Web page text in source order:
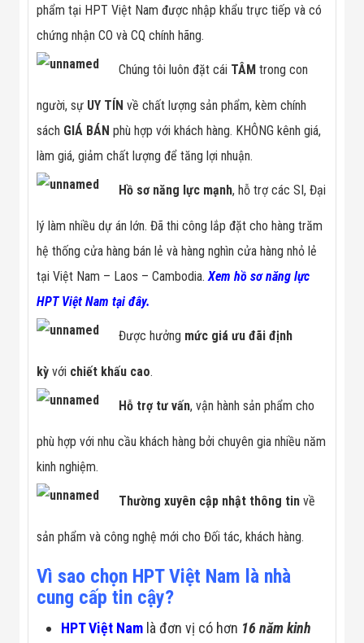
phẩm tại HPT Việt Nam được nhập khẩu trực tiếp và có
chứng nhận CO và CQ chính hãng.
Chúng tôi luôn đặt cái TÂM trong con
người, sự UY TÍN về chất lượng sản phẩm, kèm chính
sách GIÁ BÁN phù hợp với khách hàng. KHÔNG kênh giá,
làm giá, giảm chất lượng để tăng lợi nhuận.
Hồ sơ năng lực mạnh, hỗ trợ các SI, Đại
lý làm nhiều dự án lớn. Đã thi công lắp đặt cho hàng trăm
hệ thống cửa hàng bán lẻ và hàng nghìn cửa hàng nhỏ lẻ
tại Việt Nam – Laos – Cambodia.Xem hồ sơ năng lực
HPT Việt Nam tại đây.
Được hưởng mức giá ưu đãi định
kỳ với chiết khấu cao.
Hỗ trợ tư vấn, vận hành sản phẩm cho
phù hợp với nhu cầu khách hàng bởi chuyên gia nhiều năm
kinh nghiệm.
Thường xuyên cập nhật thông tin về
sản phẩm và công nghệ mới cho Đối tác, khách hàng.
Vì sao chọn HPT Việt Nam là nhà
cung cấp tin cậy?
HPT Việt Nam là đơn vị có hơn 16 năm kinh